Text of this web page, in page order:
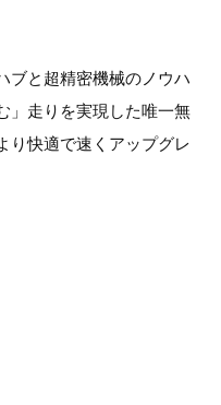
ブと超精密機械のノウハ
」走りを実現した唯一無
り快適で速くアップグレ